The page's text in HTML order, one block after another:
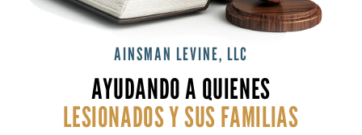
AINSMAN LEVINE, LLC
AYUDANDO A QUIENES
LESIONADOS Y SUSFAMILIAS